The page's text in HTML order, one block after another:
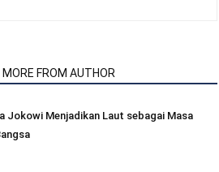
MORE FROM AUTHOR
Jokowi Menjadikan Laut sebagai Masa